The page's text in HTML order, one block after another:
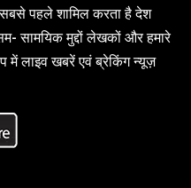
पहले शामिल करता है देश
सामयिक मुद्दों लेखकों और हमारे
में लाइव खबरें एवं ब्रेकिंग न्यूज़